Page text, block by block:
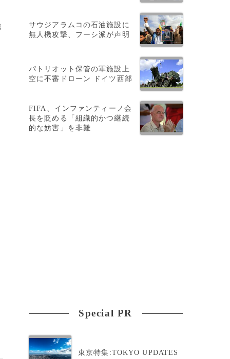
サウジアラムコの石油施設に
無人機攻撃、フーシ派が声明
パトリオット保管の軍施設上
空に不審ドローン ドイツ西部
FIFA、インファンティーノ会
長を貶める「組織的かつ継続
的な妨害」を非難
Special PR
東京特集:TOKYO UPDATES